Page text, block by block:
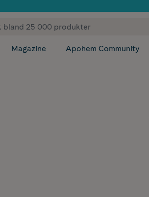
✓ Fri frakt
Magazine Apohem Community